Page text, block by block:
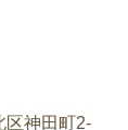
神田町2-